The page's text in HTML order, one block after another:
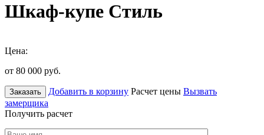
Шкаф-купе Стиль
Цена:
от 80 000 руб.
Заказать Добавить в корзину Расчет цены Вызвать
замерщика
Получить расчет